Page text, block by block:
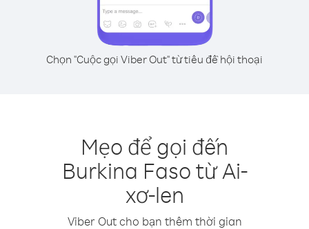
Chọn "Cuộc gọi Viber Out" từ tiêu đề hội thoại
Mẹo để gọi đến
Burkina Faso từ Ai-
xơ-len
Viber Out cho bạn thêm thời gian